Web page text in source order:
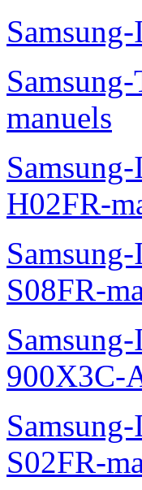
manuels
H02FR-
S08FR-
900X3C-
S02FR-